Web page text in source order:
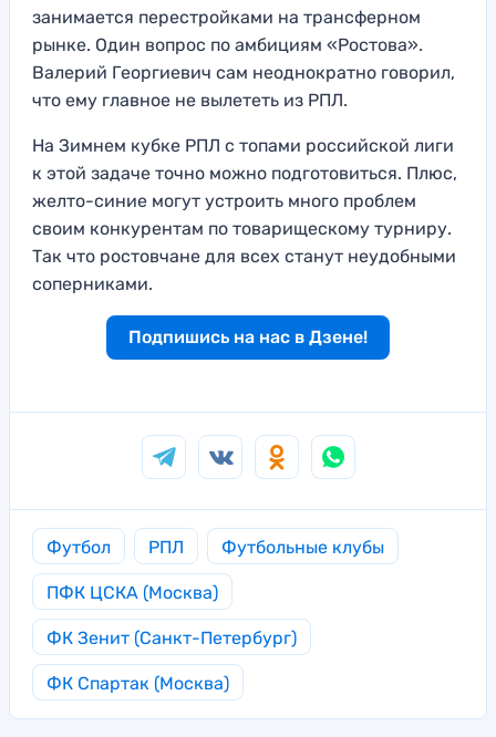
занимается перестройками на трансферном
рынке. Один вопрос по амбициям «Ростова».
Валерий Георгиевич сам неоднократно говорил,
что ему главное не вылететь из РПЛ.
На Зимнем кубке РПЛ с топами российской лиги
к этой задаче точно можно подготовиться. Плюс,
желто-синие могут устроить много проблем
своим конкурентам по товарищескому турниру.
Так что ростовчане для всех станут неудобными
соперниками.
Подпишись на нас в Дзене!
Футбол РПЛ Футбольные клубы
ПФК ЦСКА (Москва)
ФК Зенит (Санкт-Петербург)
ФК Спартак (Москва)